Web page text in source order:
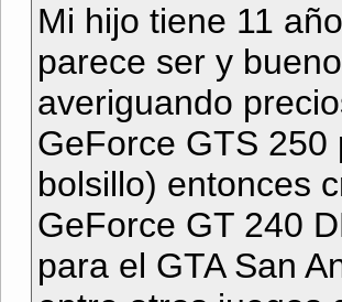
Mi hijo tiene 11
parece ser y
averiguando
GeForce GTS
bolsillo) entonces
GeForce GT 240
para el GTA San